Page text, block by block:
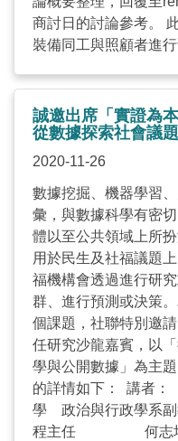
商討日的討論參考。
裝備同工與照顧者進
會，屆時將會簡介商
使用方法。詳情如下
2020年12月11日（星
三） 時間 下午2時至3
Zoom線上會議 截止
三）下午5時或之前
5時或之前（有興趣的
用者的參加者名單請
電2876 2425與羅女
「抖吓氣」》討論工
論工具表指南 《與照
使用者參加者表格 ...
誠邀出席「實證為
從數據探索社會議
2020-11-26
數據挖掘、機器學習
彙，與數據科學有密
體以至公共領域上所
用於民生及社福議題
福機構會透過進行研
群、進行預測或決策
個課題，社聯特別邀
任研究沙龍嘉賓，以
學與公開數據」為主
的詳情如下： 講者
學 政治與行政學系副
程主任 何志培